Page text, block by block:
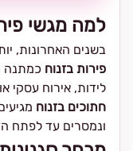
למה מגשי
בשנים האחרונות,
פירות בזנוח כמתנה
לידות, אירוח עסקי
חתוכים בזנוח
ונמסרים עד לפתח